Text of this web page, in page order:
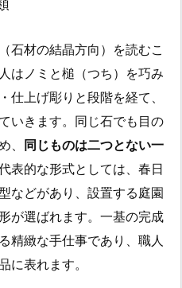
石材の結晶方向）を読むこ
はノミと槌（つち）を巧み
仕上げ彫りと段階を経て、
いきます。同じ石でも目の
、 同じものは二つとない一
表的な形式としては、春日
などがあり、設置する庭園
が選ばれます。一基の完成
精緻な手仕事であり、職人
に表れます。